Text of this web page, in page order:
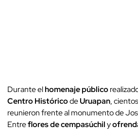
Durante elhomenaje público
Centro HistóricodeUruapan,
reunieron frente al monumento de
Entreflores de cempasúchily